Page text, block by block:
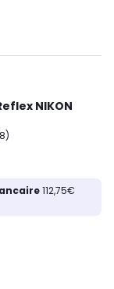
NIKON
112,75€